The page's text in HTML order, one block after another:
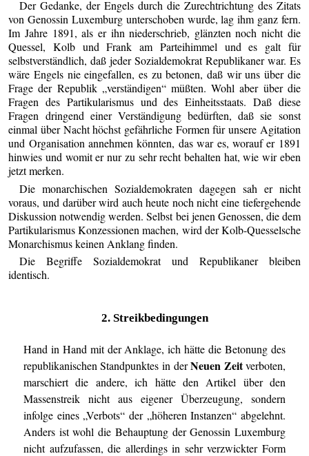
Der Gedanke, der Engels durch die Zurechtrichtung des Zitats
von Genossin Luxemburg unterschoben wurde, lag ihm ganz fern.
Im Jahre 1891, als er ihn niederschrieb, glänzten noch nicht die
Quessel, Kolb und Frank am Parteihimmel und es galt für
selbstverständlich, daß jeder Sozialdemokrat Republikaner war. Es
wäre Engels nie eingefallen, es zu betonen, daß wir uns über die
Frage der Republik „verständigen“ müßten. Wohl aber über die
Fragen des Partikularismus und des Einheitsstaats. Daß diese
Fragen dringend einer Verständigung bedürften, daß sie sonst
einmal über Nacht höchst gefährliche Formen für unsere Agitation
und Organisation annehmen könnten, das war es, worauf er 1891
hinwies und womit er nur zu sehr recht behalten hat, wie wir eben
jetzt merken.
Die monarchischen Sozialdemokraten dagegen sah er nicht
voraus, und darüber wird auch heute noch nicht eine tiefergehende
Diskussion notwendig werden. Selbst bei jenen Genossen, die dem
Partikularismus Konzessionen machen, wird der Kolb-Quesselsche
Monarchismus keinen Anklang finden.
Die Begriffe Sozialdemokrat und Republikaner bleiben
identisch.
2. Streikbedingungen
Hand in Hand mit der Anklage, ich hätte die Betonung des
republikanischen Standpunktes in derNeuen Zeitverboten,
marschiert die andere, ich hätte den Artikel über den
Massenstreik nicht aus eigener Überzeugung, sondern
infolge eines „Verbots“ der „höheren Instanzen“ abgelehnt.
Anders ist wohl die Behauptung der Genossin Luxemburg
nicht aufzufassen, die allerdings in sehr verzwickter Form